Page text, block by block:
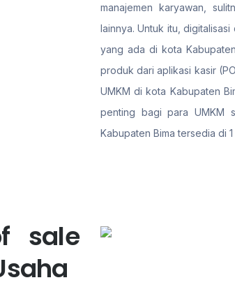
manajemen karyawan,
lainnya. Untuk itu,
yang ada di kota
produk dari aplikasi kasir
UMKM di kota Kabupaten
penting bagi para UMKM
Kabupaten Bima tersedia di
sale